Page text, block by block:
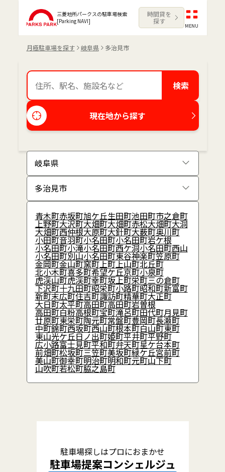
三菱地所パークスの駐車場検索
[Parking NAVI]
時間貸を
探す
MENU
月極駐車場を探す 岐阜県 多治見市
検索
現在地から探す
青木町赤坂町旭ケ丘生田町池田町市之倉町
上野町大沢町大畑町大畑町赤松大畑町大洞
大畑町西仲根大原町大針町大薮町奥川町
小田町音羽町小名田町小名田町岩ケ根
小名田町小滝小名田町西ケ洞小名田町西山
小名田町別山小名田町東谷神楽町笠原町
金岡町金山町窯町上町上山町北丘町
北小木町喜多町希望ケ丘京町小泉町
虎渓山町虎渓町幸町坂上町栄町三の倉町
下沢町十九田町昭栄町小路町昭和町新富町
新町末広町住吉町諏訪町精華町大正町
大日町太平町高田町高田町岩曽根
高田町白粉高根町宝町滝呂町田代町月見町
廿原町東栄町陶元町常盤町豊岡町長瀬町
中町錦町西坂町西山町根本町白山町東町
東山光ケ丘日ノ出町姫町平井町平野町
広小路富士見町平和町弁天町星ケ台本町
前畑町松坂町三笠町美坂町緑ケ丘宮前町
美山町御幸町明治町明和町元町山下町
山吹町若松町脇之島町
駐車場探しはプロにおまかせ
駐車場提案コンシェルジュ